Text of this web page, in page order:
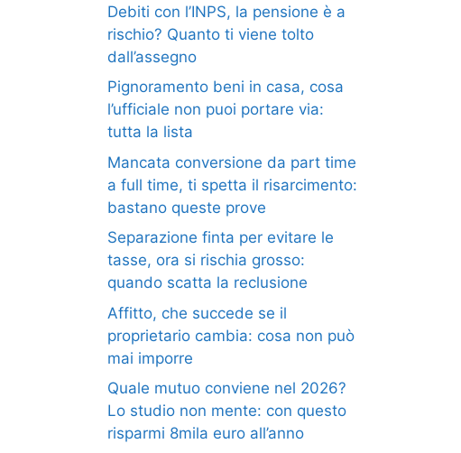
Debiti con l’INPS, la pensione è a
rischio? Quanto ti viene tolto
dall’assegno
Pignoramento beni in casa, cosa
l’ufficiale non puoi portare via:
tutta la lista
Mancata conversione da part time
a full time, ti spetta il risarcimento:
bastano queste prove
Separazione finta per evitare le
tasse, ora si rischia grosso:
quando scatta la reclusione
Affitto, che succede se il
proprietario cambia: cosa non può
mai imporre
Quale mutuo conviene nel 2026?
Lo studio non mente: con questo
risparmi 8mila euro all’anno